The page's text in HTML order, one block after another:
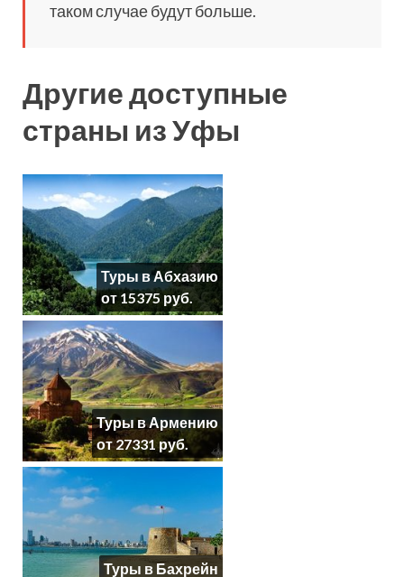
таком случае будут больше.
Другие доступные
страны из Уфы
Туры в Абхазию
от 15375 руб.
Туры в Армению
от 27331 руб.
Туры в Бахрейн